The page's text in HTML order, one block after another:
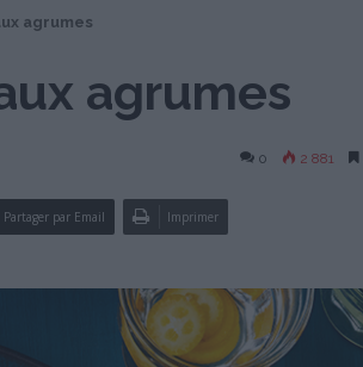
agrumes
agrumes
0 2 881
Partager par Email Imprimer